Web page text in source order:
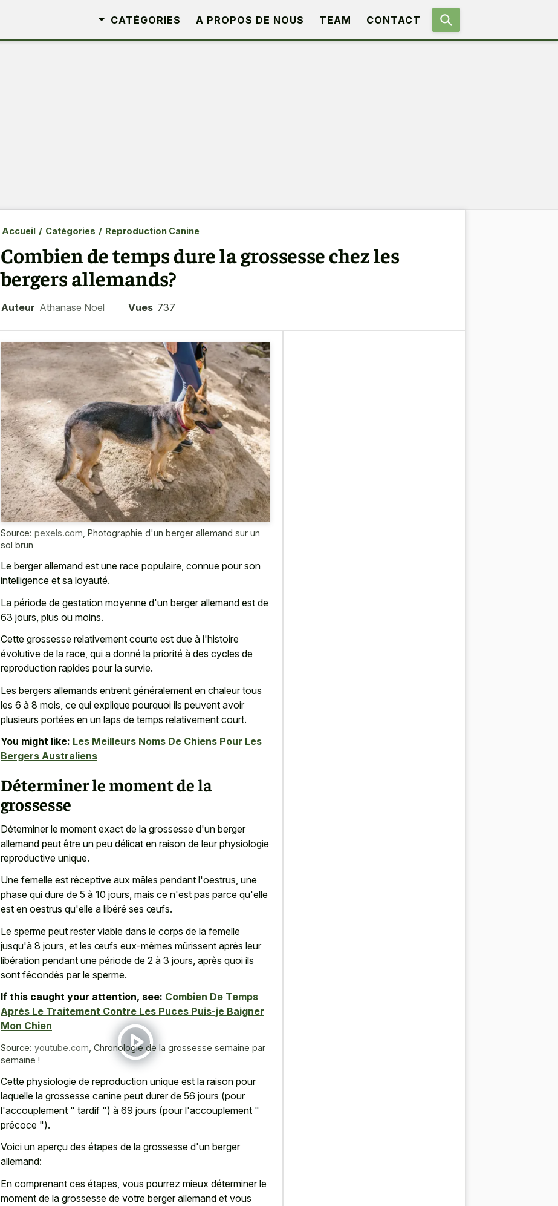
CATÉGORIES A PROPOS DE NOUS TEAM CONTACT
Accueil / Catégories / Reproduction Canine
Combien de temps dure la grossesse chez les
bergers allemands?
Auteur Athanase Noel Vues 737
Source: pexels.com Photographie d'un berger allemand sur un
sol brun
Le berger allemand est une race populaire, connue pour son
intelligence et sa loyauté.
La période de gestation moyenne d'un berger allemand est de
63 jours, plus ou moins.
Cette grossesse relativement courte est due à l'histoire
évolutive de la race, qui a donné la priorité à des cycles de
reproduction rapides pour la survie.
Les bergers allemands entrent généralement en chaleur tous
les 6 à 8 mois, ce qui explique pourquoi ils peuvent avoir
plusieurs portées en un laps de temps relativement court.
You might like: Les Meilleurs Noms De Chiens Pour Les
Bergers Australiens
Déterminer le moment de la
grossesse
Déterminer le moment exact de la grossesse d'un berger
allemand peut être un peu délicat en raison de leur physiologie
reproductive unique.
Une femelle est réceptive aux mâles pendant l'oestrus, une
phase qui dure de 5 à 10 jours, mais ce n'est pas parce qu'elle
est en oestrus qu'elle a libéré ses œufs.
Le sperme peut rester viable dans le corps de la femelle
jusqu'à 8 jours, et les œufs eux-mêmes mûrissent après leur
libération pendant une période de 2 à 3 jours, après quoi ils
sont fécondés par le sperme.
If this caught your attention, see: Combien De Temps
Après Le Traitement Contre Les Puces Puis-je Baigner
Mon Chien
Source: youtube.com Chronologie de la grossesse semaine par
semaine !
Cette physiologie de reproduction unique est la raison pour
laquelle la grossesse canine peut durer de 56 jours (pour
l'accouplement " tardif ") à 69 jours (pour l'accouplement "
précoce ").
Voici un aperçu des étapes de la grossesse d'un berger
allemand:
En comprenant ces étapes, vous pourrez mieux déterminer le
moment de la grossesse de votre berger allemand et vous